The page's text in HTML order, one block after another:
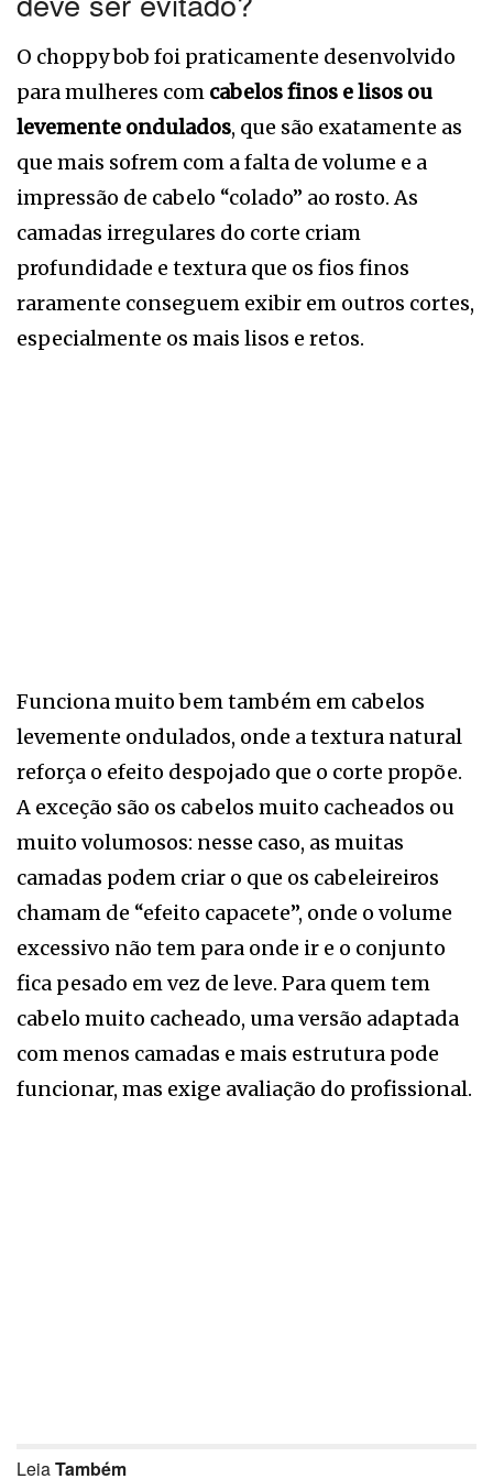
O choppy bob foi praticamente desenvolvido
para mulheres com cabelos finos e lisos ou
levemente ondulados, que são exatamente as
que mais sofrem com a falta de volume e a
impressão de cabelo “colado” ao rosto. As
camadas irregulares do corte criam
profundidade e textura que os fios finos
raramente conseguem exibir em outros cortes,
especialmente os mais lisos e retos.
Funciona muito bem também em cabelos
levemente ondulados, onde a textura natural
reforça o efeito despojado que o corte propõe.
A exceção são os cabelos muito cacheados ou
muito volumosos: nesse caso, as muitas
camadas podem criar o que os cabeleireiros
chamam de “efeito capacete”, onde o volume
excessivo não tem para onde ir e o conjunto
fica pesado em vez de leve. Para quem tem
cabelo muito cacheado, uma versão adaptada
com menos camadas e mais estrutura pode
funcionar, mas exige avaliação do profissional.
LeiaTambém